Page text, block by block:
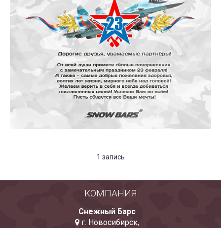
1 запись
КОМПАНИЯ
Снежный Барс
г. Новосибирск,